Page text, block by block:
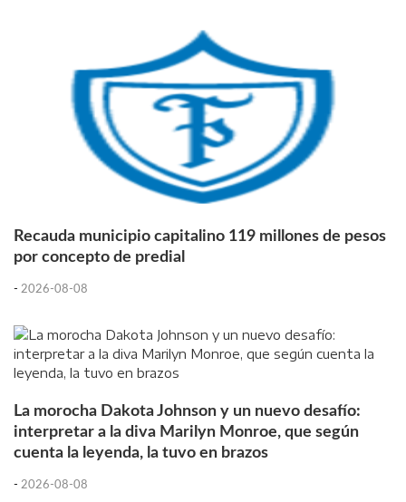
Recauda municipio capitalino 119 millones de pesos
por concepto de predial
- 2026-08-08
La morocha Dakota Johnson y un nuevo desafío:
interpretar a la diva Marilyn Monroe, que según
cuenta la leyenda, la tuvo en brazos
- 2026-08-08